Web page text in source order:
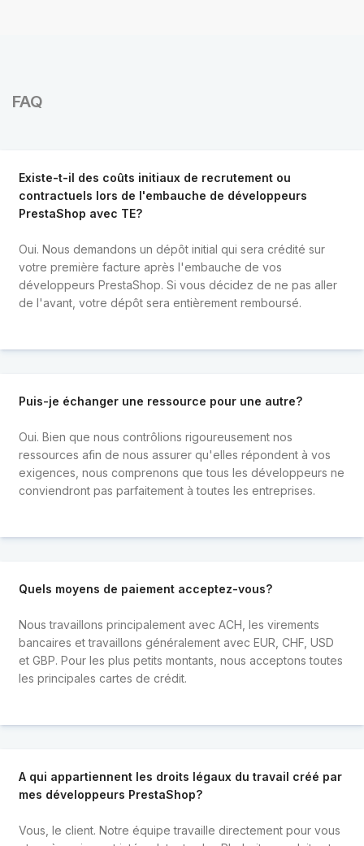
FAQ
Existe-t-il des coûts initiaux de recrutement ou
contractuels lors de l'embauche de développeurs
PrestaShop avec TE?
Oui. Nous demandons un dépôt initial qui sera crédité sur
votre première facture après l'embauche de vos
développeurs PrestaShop. Si vous décidez de ne pas aller
de l'avant, votre dépôt sera entièrement remboursé.
Puis-je échanger une ressource pour une autre?
Oui. Bien que nous contrôlions rigoureusement nos
ressources afin de nous assurer qu'elles répondent à vos
exigences, nous comprenons que tous les développeurs ne
conviendront pas parfaitement à toutes les entreprises.
Quels moyens de paiement acceptez-vous?
Nous travaillons principalement avec ACH, les virements
bancaires et travaillons généralement avec EUR, CHF, USD
et GBP. Pour les plus petits montants, nous acceptons toutes
les principales cartes de crédit.
A qui appartiennent les droits légaux du travail créé par
mes développeurs PrestaShop?
Vous, le client. Notre équipe travaille directement pour vous